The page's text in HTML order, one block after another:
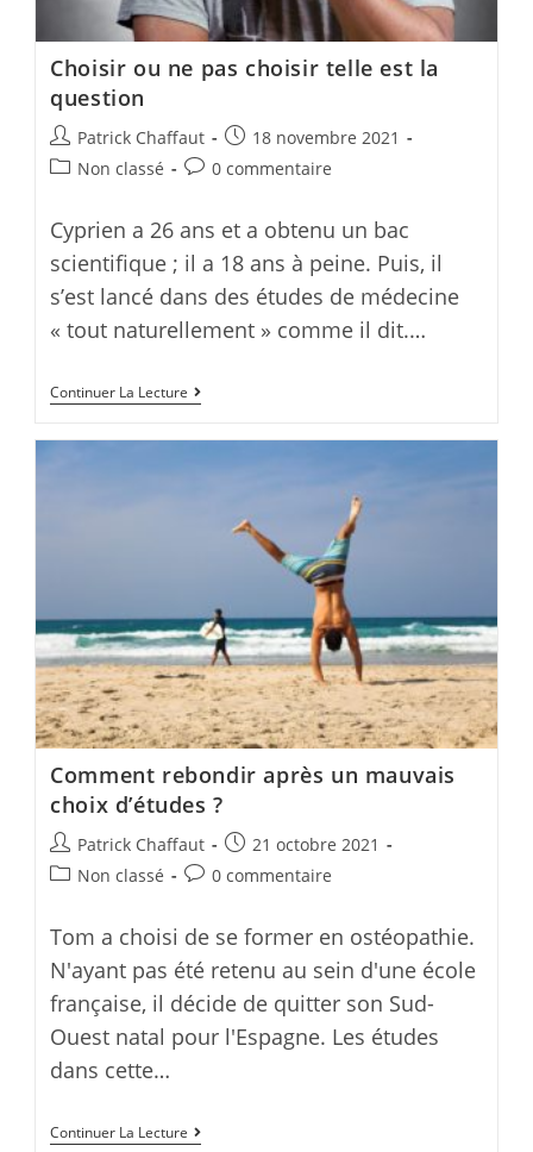
Choisir ou ne pas choisir telle est la
question
Post
author:
Patrick Chaffaut
Post
published:
18 novembre 2021
PostNon classé
Post0 commentaire
Cyprien a 26 ans et a obtenu un bac
scientifique ; il a 18 ans à peine. Puis, il
s’est lancé dans des études de médecine
« tout naturellement » comme il dit.…
Continuer La Lecture
ne
pas
telle
question
Comment rebondir après un mauvais
choix d’études ?
Post
author:
Patrick Chaffaut
Post
published:
21 octobre 2021
PostNon classé
Post0 commentaire
Tom a choisi de se former en ostéopathie.
N'ayant pas été retenu au sein d'une école
française, il décide de quitter son Sud-
Ouest natal pour l'Espagne. Les études
dans cette…
Continuer La Lecture